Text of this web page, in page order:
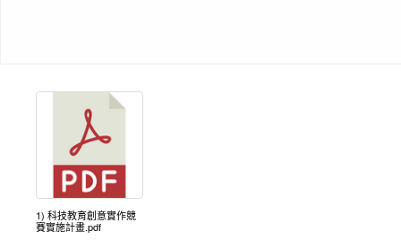
1) 科技教育創意實作競
賽實施計畫.pdf